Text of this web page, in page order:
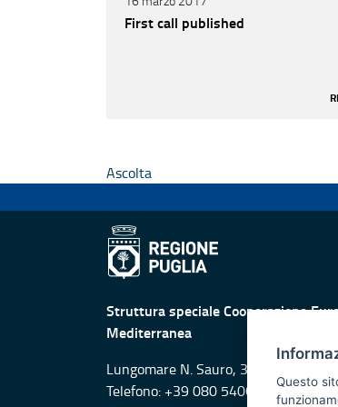
First call published
Ascolta
Struttura speciale Cooperazione
Mediterranea
Lungomare N. Sauro, 33 - 70121 Bari
Telefono: +39 080 5406138Questo